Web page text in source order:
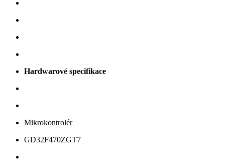
Hardwarové specifikace
Mikrokontrolér
GD32F470ZGT7